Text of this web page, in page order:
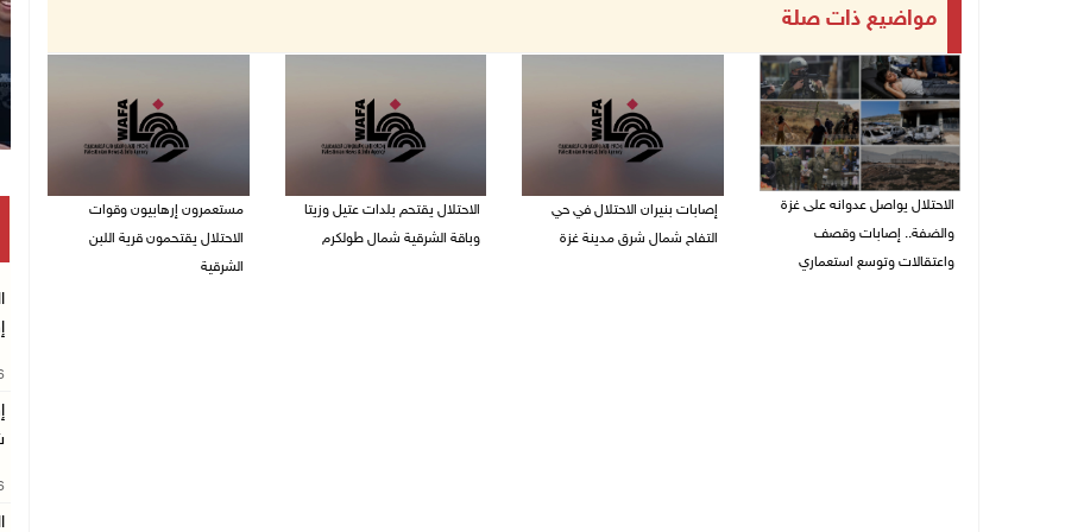
مواضيع ذات صلة
الاحتلال يواصل عدوانه على غزة
والضفة.. إصابات وقصف
واعتقالات وتوسع استعماري
إصابات بنيران الاحتلال في حي
التفاح شمال شرق مدينة غزة
الاحتلال يقتحم بلدات عتيل وزيتا
وباقة الشرقية شمال طولكرم
مستعمرون إرهابيون وقوات
الاحتلال يقتحمون قرية اللبن
الشرقية